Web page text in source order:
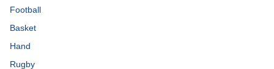
Football
Basket
Hand
Rugby